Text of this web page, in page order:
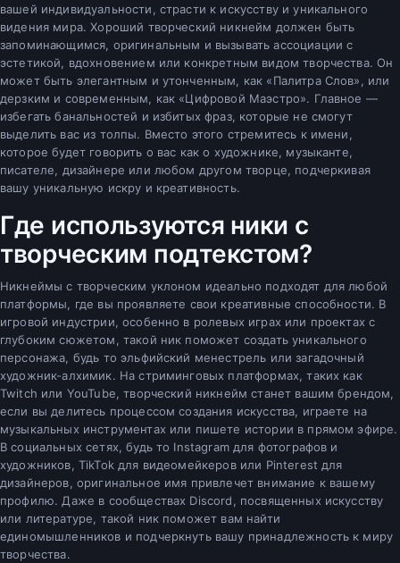
вашей индивидуальности, страсти к искусству и уникального
видения мира. Хороший творческий никнейм должен быть
запоминающимся, оригинальным и вызывать ассоциации с
эстетикой, вдохновением или конкретным видом творчества. Он
может быть элегантным и утонченным, как «Палитра Слов», или
дерзким и современным, как «Цифровой Маэстро». Главное —
избегать банальностей и избитых фраз, которые не смогут
выделить вас из толпы. Вместо этого стремитесь к имени,
которое будет говорить о вас как о художнике, музыканте,
писателе, дизайнере или любом другом творце, подчеркивая
вашу уникальную искру и креативность.
Где используются ники с
творческим подтекстом?
Никнеймы с творческим уклоном идеально подходят для любой
платформы, где вы проявляете свои креативные способности. В
игровой индустрии, особенно в ролевых играх или проектах с
глубоким сюжетом, такой ник поможет создать уникального
персонажа, будь то эльфийский менестрель или загадочный
художник-алхимик. На стриминговых платформах, таких как
Twitch или YouTube, творческий никнейм станет вашим брендом,
если вы делитесь процессом создания искусства, играете на
музыкальных инструментах или пишете истории в прямом эфире.
В социальных сетях, будь то Instagram для фотографов и
художников, TikTok для видеомейкеров или Pinterest для
дизайнеров, оригинальное имя привлечет внимание к вашему
профилю. Даже в сообществах Discord, посвященных искусству
или литературе, такой ник поможет вам найти
единомышленников и подчеркнуть вашу принадлежность к миру
творчества.